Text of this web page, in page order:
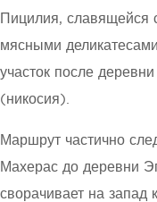
Пицилия, славящейся
мясными
участок после
(никосия).
Маршрут частично
Махерас до деревни
сворачивает на запад